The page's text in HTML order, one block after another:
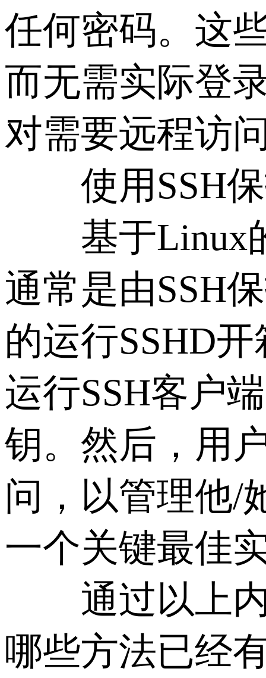
任何密码。这
而无需实际登
对需要远程访
使用SSH保
基于Linux的
通常是由SSH
的运行SSHD
运行SSH客户
钥。然后，用
问，以管理他/
一个关键最佳
通过以上内
哪些方法已经